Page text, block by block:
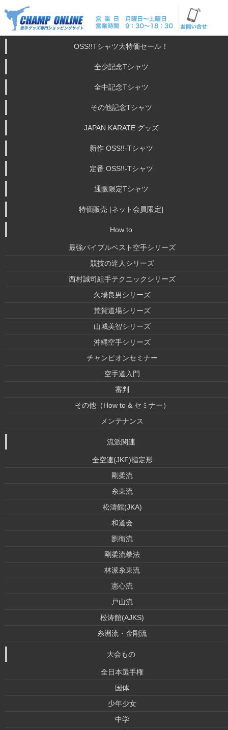
OSS!!Tシャツ大特価セール！
全少記念Tシャツ
全中記念Tシャツ
その他記念Tシャツ
JAPAN KARATE グッズ
新作 OSS!!-Tシャツ
定番 OSS!!-Tシャツ
通販限定Tシャツ
特価販売 [ネット会員限定]
How to
最強バイブルベスト空手シリーズ
競技の達人シリーズ
西村誠司組手テクニックシリーズ
久場良男シリーズ
荒賀道場シリーズ
山城美智シリーズ
沖縄空手シリーズ
チャンピオンセミナー
空手道入門
審判
その他（How to & セミナー）
メンテナンス
流派関連
全空連(JKF)指定形
剛柔流
糸東流
松濤館(JKA)
和道会
劉衛流
剛柔流拳法
林派糸東流
憲心流
戸山流
松涛館(AJKS)
糸洲流・金剛流
大会もの
全日本選手権
国体
少年少女
中学